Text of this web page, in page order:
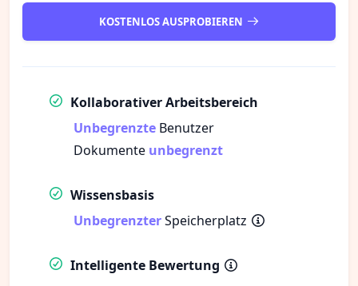
KOSTENLOS AUSPROBIEREN
Kollaborativer Arbeitsbereich
Unbegrenzte Benutzer
Dokumente unbegrenzt
Wissensbasis
UnbegrenzterSpeicherplatz
Intelligente Bewertung